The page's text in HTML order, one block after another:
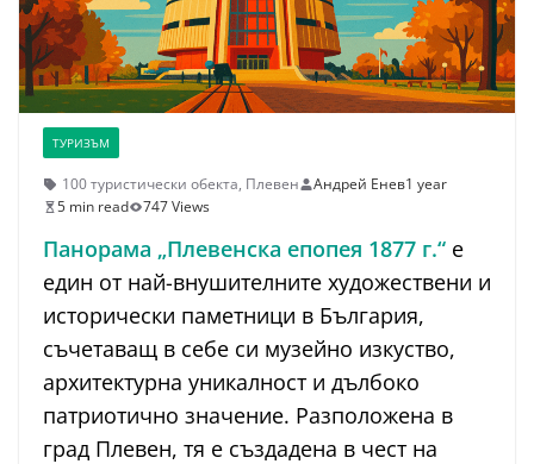
ТУРИЗЪМ
100 туристически обекта, Плевен Андрей Енев1 year
5 min read
747 Views
Панорама „Плевенска епопея 1877 г.“ е
един от най-внушителните художествени и
исторически паметници в България,
съчетаващ в себе си музейно изкуство,
архитектурна уникалност и дълбоко
патриотично значение. Разположена в
град Плевен, тя е създадена в чест на